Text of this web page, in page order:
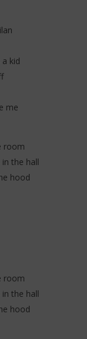
kid
me
room
the hall
hood
room
the hall
hood